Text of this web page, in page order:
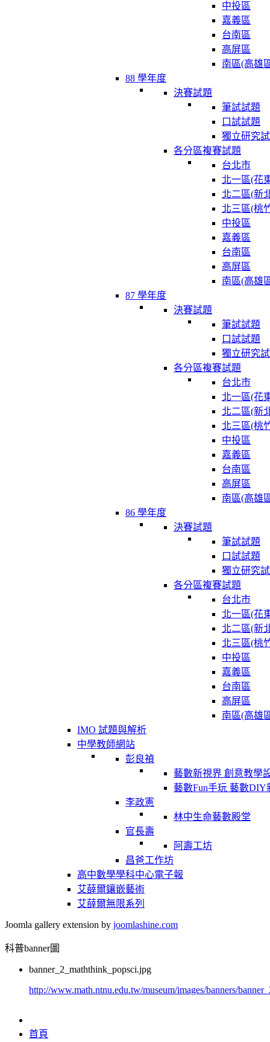
中投區
嘉義區
台南區
高屏區
南區(高雄
88 學年度
決賽試題
筆試試題
口試試題
獨立研究
各分區複賽試題
台北市
北一區(花
北二區(新
北三區(桃
中投區
嘉義區
台南區
高屏區
南區(高雄
87 學年度
決賽試題
筆試試題
口試試題
獨立研究
各分區複賽試題
台北市
北一區(花
北二區(新
北三區(桃
中投區
嘉義區
台南區
高屏區
南區(高雄
86 學年度
決賽試題
筆試試題
口試試題
獨立研究
各分區複賽試題
台北市
北一區(花
北二區(新
北三區(桃
中投區
嘉義區
台南區
高屏區
南區(高雄
IMO 試題與解析
中學教師網站
彭良禎
藝數新視界 創意教學
藝數Fun手玩 藝數DIY
李政憲
林中生命藝數殿堂
官長壽
阿壽工坊
昌爸工作坊
高中數學學科中心電子報
艾薛爾鑲嵌藝術
艾薛爾無限系列
Joomla gallery extension by joomlashine.com
科普banner圖
banner_2_maththink_popsci.jpg
http://www.math.ntnu.edu.tw/museum/images/banners/
首頁